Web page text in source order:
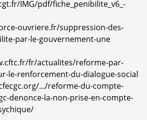
IMG/pdf/fiche_penibilite_v6_-
ouvriere.fr/suppression-des-
par-le-gouvernement-une
fr/actualites/reforme-par-
le-renforcement-du-dialogue-social
.../reforme-du-compte-
denonce-la-non-prise-en-compte-